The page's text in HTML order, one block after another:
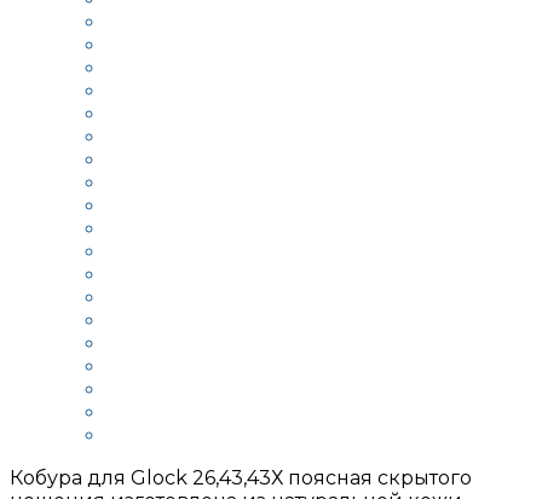
Кобура для Glock 26,43,43Х поясная скрытого